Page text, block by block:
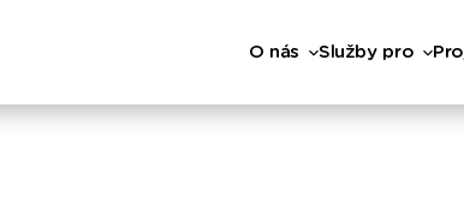
O nás Služby pro